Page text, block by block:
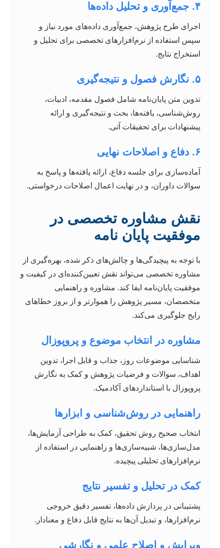
۴. جمع‌آوری و تحلیل داده‌ها
اجرای طرح پژوهش، جمع‌آوری داده‌های مورد نیاز و
سپس استفاده از نرم‌افزارهای تخصصی برای تحلیل و
استخراج نتایج.
۵. نگارش فصول و نتیجه‌گیری
تدوین متن پایان‌نامه شامل فصول مقدمه، ادبیات،
روش‌شناسی، یافته‌ها، بحث و نتیجه‌گیری و ارائه
پیشنهادات برای تحقیقات آتی.
۶. دفاع و اصلاحات نهایی
آماده‌سازی برای جلسه دفاع، ارائه یافته‌ها و پاسخ به
سوالات داوران، و در نهایت اعمال اصلاحات درخواستی.
نقش مشاوره تخصصی در
موفقیت پایان نامه
با توجه به پیچیدگی‌ها و چالش‌های ذکر شده، بهره‌گیری از
مشاوره تخصصی می‌تواند نقش تعیین‌کننده‌ای در کیفیت و
موفقیت پایان‌نامه ایفا کند. مشاوره و راهنمایی
متخصصان، مسیر پژوهش را هموارتر و از بروز خطاهای
رایج جلوگیری می‌کند.
مشاوره در انتخاب موضوع و پروپوزال
شناسایی موضوعات روز، جذاب و قابل اجرا، تدوین
اهداف، سوالات و فرضیات پژوهش و کمک به نگارش
پروپوزال با استانداردهای آکادمیک.
راهنمایی در روش‌شناسی و ابزارها
انتخاب صحیح روش تحقیق، کمک به طراحی آزمایش‌ها،
مدل‌سازی‌ها، شبیه‌سازی‌ها و راهنمایی در استفاده از
نرم‌افزارهای تحلیلی پیچیده.
کمک در تحلیل و تفسیر نتایج
پشتیبانی در پردازش داده‌ها، تفسیر دقیق خروجی
نرم‌افزارها، و تبدیل آن‌ها به نتایج قابل دفاع و معنادار.
ویرایش و اصلاح علمی و نگارشی